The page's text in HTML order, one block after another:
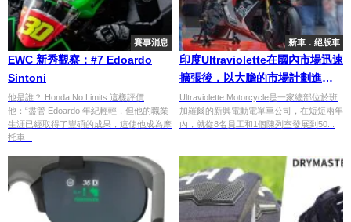
賽事消息
EWC 新秀觀察：#7 Edoardo
Sintoni
他是誰？ Honda No Limits 這樣評價
他：“盡管 Edoardo 年紀輕輕，但他的職業
生涯已經取得了豐碩的成果，這使他成為摩
托車...
新車．絕版車
印度Ultraviolette在國內市場迅速
擴張後，以大膽的市場計劃進軍
英國
Ultraviolette Motorcycle是一家總部位於班
加羅爾的新興電動電單車公司，在短短兩年
內，就從8名員工和1個陳列室發展到50...